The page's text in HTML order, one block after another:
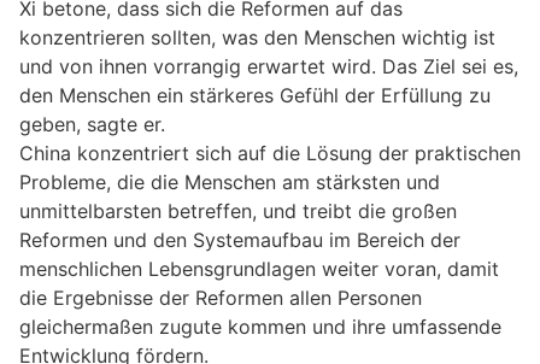
Xi betone, dass sich die Reformen auf das
konzentrieren sollten, was den Menschen wichtig ist
und von ihnen vorrangig erwartet wird. Das Ziel sei es,
den Menschen ein stärkeres Gefühl der Erfüllung zu
geben, sagte er.
China konzentriert sich auf die Lösung der praktischen
Probleme, die die Menschen am stärksten und
unmittelbarsten betreffen, und treibt die großen
Reformen und den Systemaufbau im Bereich der
menschlichen Lebensgrundlagen weiter voran, damit
die Ergebnisse der Reformen allen Personen
gleichermaßen zugute kommen und ihre umfassende
Entwicklung fördern.